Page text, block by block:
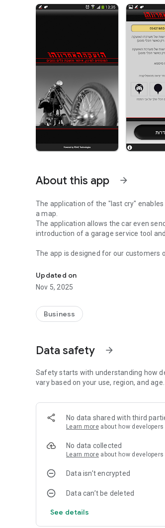
About this app arrow_forward
The application of the "last cry"
a map.
The application allows the car even
introduction of a garage service tool
The app is designed for our customers
Updated on
Nov 5, 2025
Business
Data safety arrow_forward
Safety starts with understanding how
vary based on your use, region, and
No data shared with third
Learn more about how
No data collected
Learn more about how
Data isn’t encrypted
Data can’t be deleted
See details